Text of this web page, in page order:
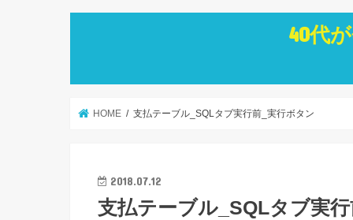
40代
HOME 支払テーブル_SQLタブ実行前_実行ボタン
2018.07.12
支払テーブル_SQLタブ実